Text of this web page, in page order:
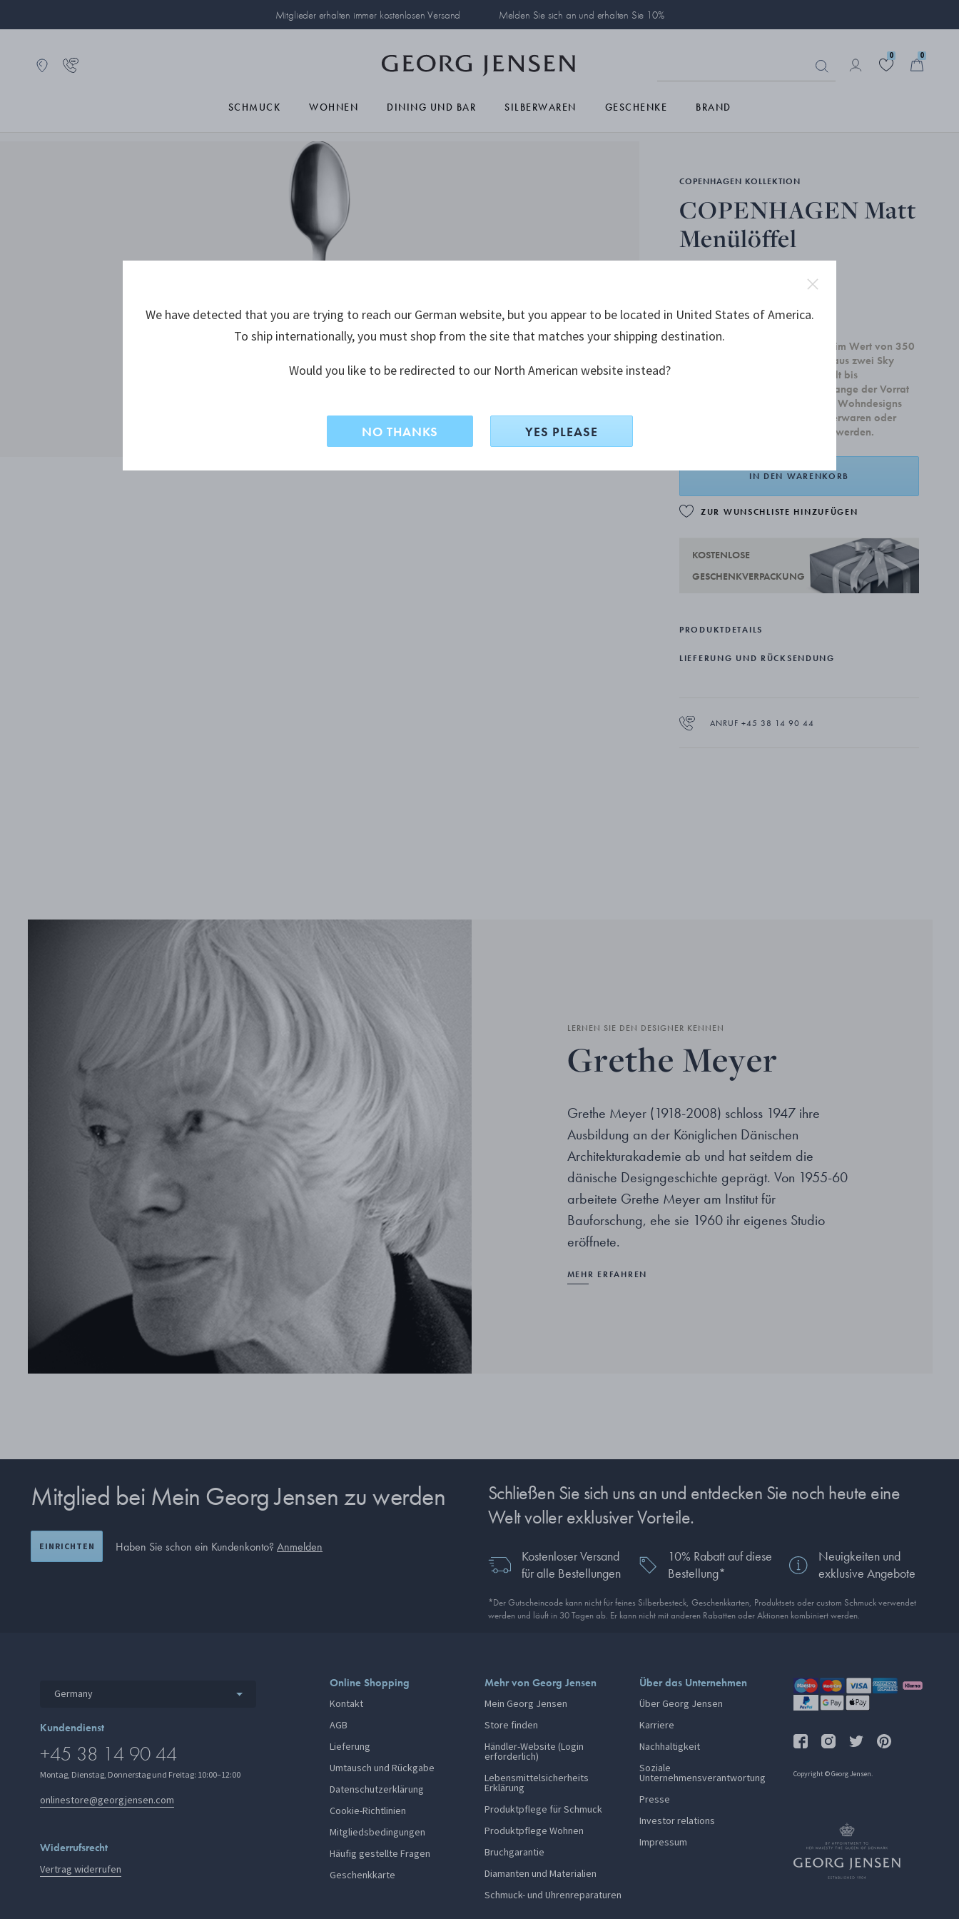
Mitglieder erhalten immer kostenlosen Versand Melden Sie sich an und erhalten Sie 10%
0 0
SCHMUCK WOHNEN DINING UND BAR SILBERWAREN GESCHENKE BRAND
COPENHAGEN KOLLEKTION
COPENHAGEN Matt
Menülöffel
Beim Kauf von Wohnaccessoires im Wert von 350
€ oder mehr erhalten Sie ein Set aus zwei Sky
Cocktailschale. Die Kampagne gilt bis
einschließlich 31. August oder solange der Vorrat
reicht. Die Kampagne gilt für alle Wohndesigns
und kann nicht mit Schmuck, Silberwaren oder
Geschenkgutscheinen kombiniert werden.
IN DEN WARENKORB
ZUR WUNSCHLISTE HINZUFÜGEN
KOSTENLOSE
GESCHENKVERPACKUNG
PRODUKTDETAILS
LIEFERUNG UND RÜCKSENDUNG
ANRUF +45 38 14 90 44
LERNEN SIE DEN DESIGNER KENNEN
Grethe Meyer
Grethe Meyer (1918-2008) schloss 1947 ihre
Ausbildung an der Königlichen Dänischen
Architekturakademie ab und hat seitdem die
dänische Designgeschichte geprägt. Von 1955-60
arbeitete Grethe Meyer am Institut für
Bauforschung, ehe sie 1960 ihr eigenes Studio
eröffnete.
MEHR ERFAHREN
Mitglied bei Mein Georg Jensen zu werden
EINRICHTEN Haben Sie schon ein Kundenkonto?Anmelden
Schließen Sie sich uns an und entdecken Sie noch heute eine
Welt voller exklusiver Vorteile.
Kostenloser Versand
für alle Bestellungen
10% Rabatt auf diese
Bestellung*
Neuigkeiten und
exklusive Angebote
*Der Gutscheincode kann nicht für feines Silberbesteck, Geschenkkarten, Produkt­sets oder custom Schmuck verwendet
werden und läuft in 30 Tagen ab. Er kann nicht mit anderen Rabatten oder Aktionen kombiniert werden.
Germany
Kundendienst
+45 38 14 90 44
Montag, Dienstag, Donnerstag und Freitag: 10:00–12:00
onlinestore@georgjensen.com
Widerrufsrecht
Vertrag widerrufen
Online Shopping
Kontakt
AGB
Lieferung
Umtausch und Rückgabe
Datenschutzerklärung
Cookie-Richtlinien
Mitgliedsbedingungen
Häufig gestellte Fragen
Geschenkkarte
Mehr von Georg Jensen
Mein Georg Jensen
Store finden
Händler-Website (Login
erforderlich)
Lebensmittelsicherheits
Erklärung
Produktpflege für Schmuck
Produktpflege Wohnen
Bruchgarantie
Diamanten und Materialien
Schmuck- und Uhrenreparaturen
Über das Unternehmen
Über Georg Jensen
Karriere
Nachhaltigkeit
Soziale
Unternehmensverantwortung
Presse
Investor relations
Impressum
Copyright © Georg Jensen.
We have detected that you are trying to reach our German website, but you appear to be located in United States of America.
To ship internationally, you must shop from the site that matches your shipping destination.
Would you like to be redirected to our North American website instead?
NO THANKS YES PLEASE